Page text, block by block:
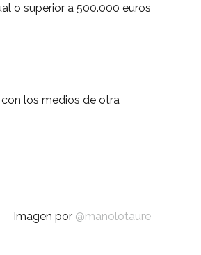
o superior a 500.000 euros
los medios de otra
Imagen por @manolotaure